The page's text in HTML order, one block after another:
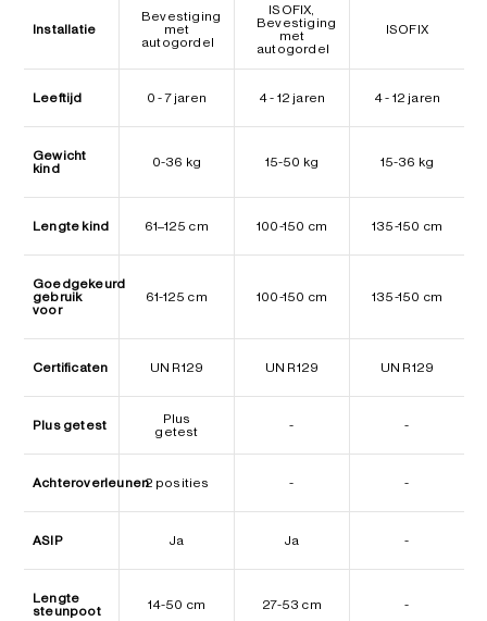
Installatie
Bevestiging
met
autogordel
ISOFIX,
Bevestiging
met
autogordel
ISOFIX
Leeftijd 0 - 7 jaren 4 - 12 jaren 4 - 12 jaren
Gewicht
kind
0-36 kg 15-50 kg 15-36 kg
Lengte kind 61–125 cm 100-150 cm 135-150 cm
Goedgekeurd
gebruik
voor
61-125 cm 100-150 cm 135-150 cm
Certificaten UN R129 UN R129 UN R129
Plus getest
Plus
getest
- -
Achteroverleunen2 posities - -
ASIP Ja Ja -
Lengte
steunpoot
14-50 cm 27-53 cm -